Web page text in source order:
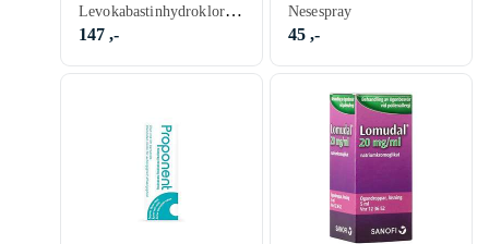
Levokabastinhydroklorid, Nesespray
147 ,-
Nesespray
45 ,-